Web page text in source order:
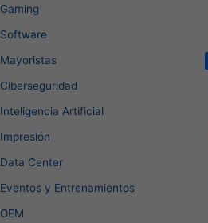
Gaming
Software
Mayoristas
Ciberseguridad
Inteligencia Artificial
Impresión
Data Center
Eventos y Entrenamientos
OEM